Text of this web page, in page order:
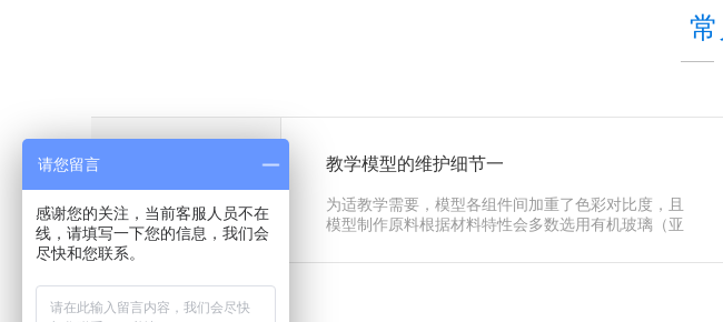
2022-01
教学模型的维护细节一
为适教学需要，模型各组件间加重了色彩对比度，且
模型制作原料根据材料特性会多数选用有机玻璃（亚
请您留言
感谢您的关注，当前客服人员不在
线，请填写一下您的信息，我们会
尽快和您联系。